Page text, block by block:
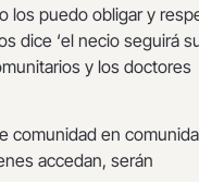
los puedo obligar y
dice ‘el necio seguirá
y los doctores
comunidad en
accedan, serán